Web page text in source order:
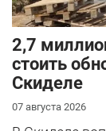
2,7
стоить
Скиделе
07 августа 2026